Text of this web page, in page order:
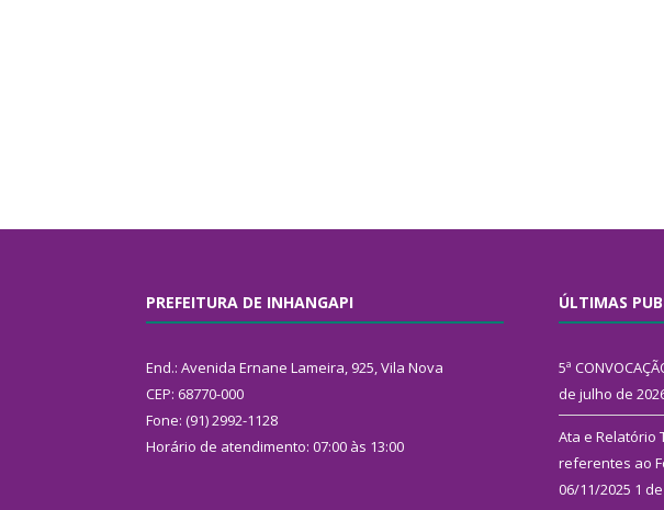
PREFEITURA DE INHANGAPI
End.: Avenida Ernane Lameira, 925, Vila Nova
CEP: 68770-000
Fone: (91) 2992-1128
Horário de atendimento: 07:00 às 13:00
ÚLTIMAS
5ª
de julho de
Ata e Relatório
referentes ao
06/11/2025 1